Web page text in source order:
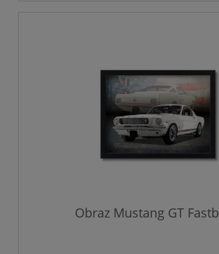
Obraz Mustang GT